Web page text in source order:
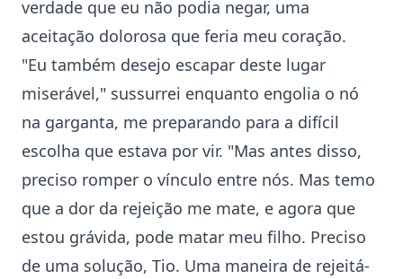
verdade que eu não podia negar, uma
aceitação dolorosa que feria meu coração.
"Eu também desejo escapar deste lugar
miserável," sussurrei enquanto engolia o nó
na garganta, me preparando para a difícil
escolha que estava por vir. "Mas antes disso,
preciso romper o vínculo entre nós. Mas temo
que a dor da rejeição me mate, e agora que
estou grávida, pode matar meu filho. Preciso
de uma solução, Tio. Uma maneira de rejeitá-